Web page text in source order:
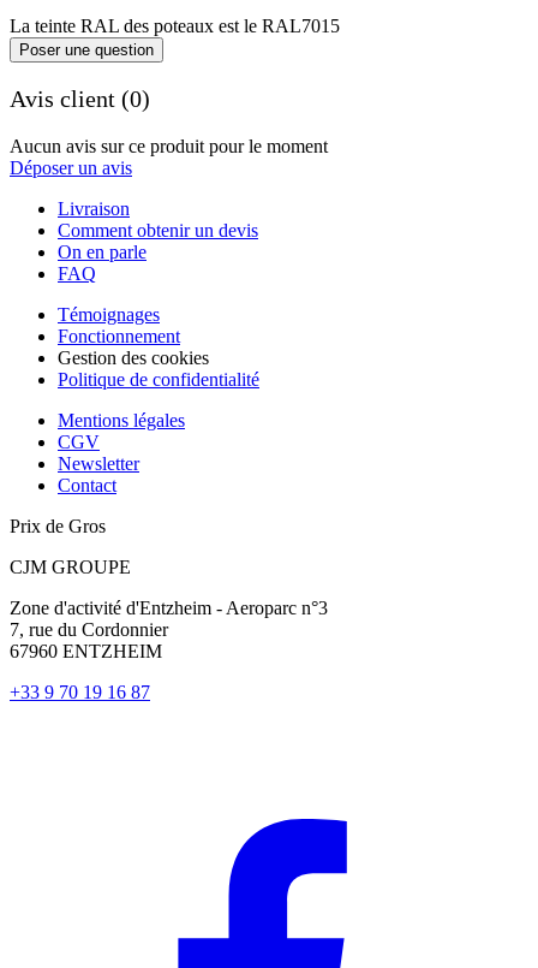
La teinte RAL des poteaux est le RAL7015
Poser une question
Avis client (0)
Aucun avis sur ce produit pour le moment
Déposer un avis
Livraison
Comment obtenir un devis
On en parle
FAQ
Témoignages
Fonctionnement
Gestion des cookies
Politique de confidentialité
Mentions légales
CGV
Newsletter
Contact
Prix de Gros
CJM GROUPE
Zone d'activité d'Entzheim - Aeroparc n°3
7, rue du Cordonnier
67960 ENTZHEIM
+33 9 70 19 16 87